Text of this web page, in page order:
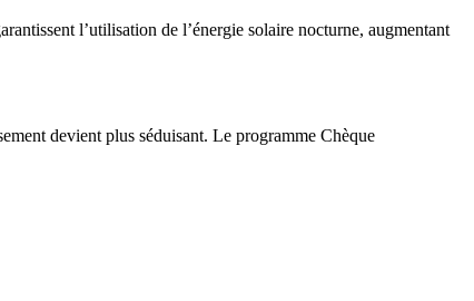
l’utilisation de l’énergie solaire nocturne, augmentant
devient plus séduisant. Le programme Chèque